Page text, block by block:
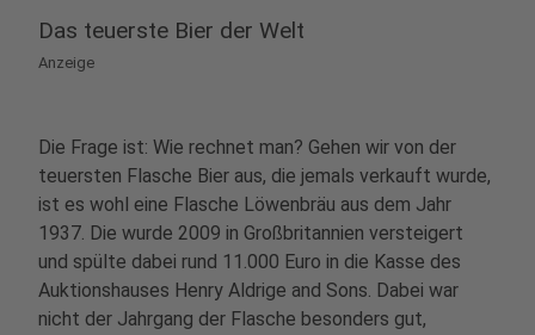
Das teuerste Bier der Welt
Anzeige
Die Frage ist: Wie rechnet man? Gehen wir von der
teuersten Flasche Bier aus, die jemals verkauft wurde,
ist es wohl eine Flasche Löwenbräu aus dem Jahr
1937. Die wurde 2009 in Großbritannien versteigert
und spülte dabei rund 11.000 Euro in die Kasse des
Auktionshauses Henry Aldrige and Sons. Dabei war
nicht der Jahrgang der Flasche besonders gut,